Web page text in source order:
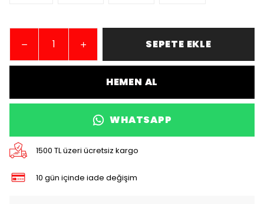
SEPETE EKLE
HEMEN AL
WHATSAPP
1500 TL üzeri ücretsiz kargo
10 gün içinde iade değişim